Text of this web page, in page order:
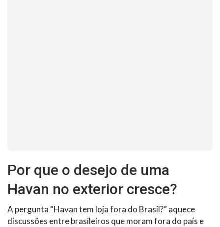
Por que o desejo de uma
Havan no exterior cresce?
A pergunta “Havan tem loja fora do Brasil?” aquece
discussões entre brasileiros que moram fora do país e